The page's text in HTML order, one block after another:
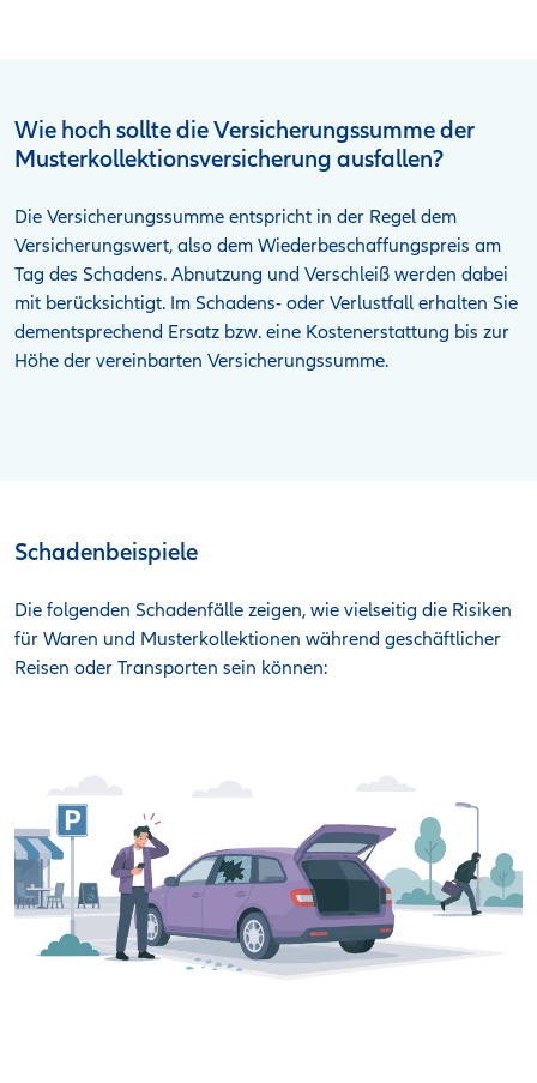
Wie hoch sollte die Versicherungssumme der
Musterkollektionsversicherung ausfallen?
Die Versicherungssumme entspricht in der Regel dem
Versicherungswert, also dem Wiederbeschaffungspreis am
Tag des Schadens. Abnutzung und Verschleiß werden dabei
mit berücksichtigt. Im Schadens- oder Verlustfall erhalten Sie
dementsprechend Ersatz bzw. eine Kostenerstattung bis zur
Höhe der vereinbarten Versicherungssumme.
Schaden­beispiele
Die folgenden Schadenfälle zeigen, wie vielseitig die Risiken
für Waren und Musterkollektionen während geschäftlicher
Reisen oder Transporten sein können: